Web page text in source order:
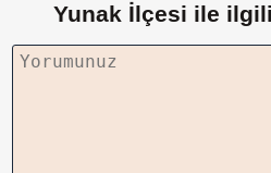
Yunak İlçesi ile